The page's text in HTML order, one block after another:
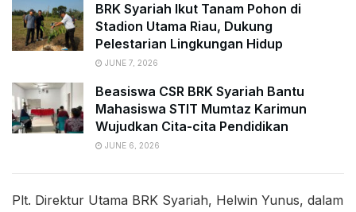
BRK Syariah Ikut Tanam Pohon di
Stadion Utama Riau, Dukung
Pelestarian Lingkungan Hidup
JUNE 7, 2026
Beasiswa CSR BRK Syariah Bantu
Mahasiswa STIT Mumtaz Karimun
Wujudkan Cita-cita Pendidikan
JUNE 6, 2026
Plt. Direktur Utama BRK Syariah, Helwin Yunus, dalam